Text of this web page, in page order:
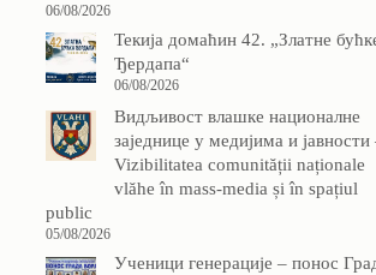
06/08/2026
Текија домаћин 42. „Златне
Ђердапа“
06/08/2026
Видљивост влашке националне
заједнице у медијима и јавности
Vizibilitatea comunității naționale
vlăhe în mass-media și în spațiul
public
05/08/2026
Ученици генерације – понос